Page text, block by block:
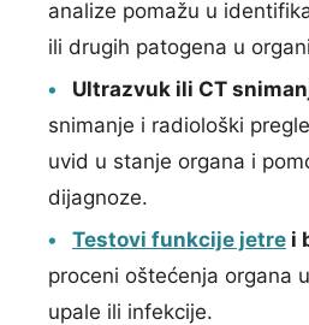
analize pomažu u
ili drugih patogena u
Ultrazvuk ili CT
snimanje i radiološki
uvid u stanje organa i
dijagnoze.
Testovi funkcije jetre i
proceni oštećenja organa
upale ili infekcije.